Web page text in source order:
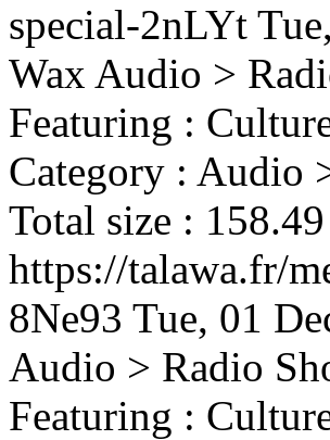
special-2nLYt
Wax Audio >
Featuring :
Category : Audio
Total size :
https://talawa.fr/
8Ne93 Tue, 01
Audio > Radio
Featuring :